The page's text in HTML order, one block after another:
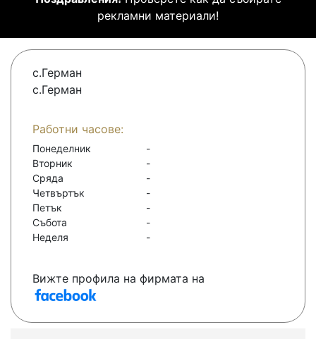
рекламни материали!
с.Герман
с.Герман
Работни часове:
Понеделник
-
Вторник
-
Сряда
-
Четвъртък
-
Петък
-
Събота
-
Неделя
-
Вижте профила на фирмата на